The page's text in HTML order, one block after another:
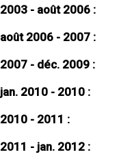
2003 - août 2006 :
août 2006 - 2007 :
2007 - déc. 2009 :
jan. 2010 - 2010 :
2010 - 2011 :
2011 - jan. 2012 :